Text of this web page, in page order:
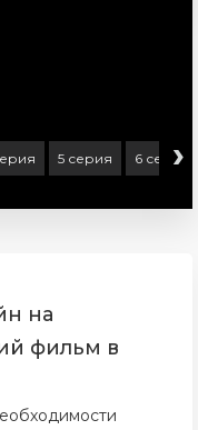
5 серия 6 серия
›
на
фильм в